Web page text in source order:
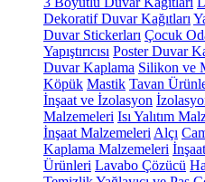
Dekoratif Duvar Kağıtları
Duvar Stickerları Çocuk
Yapıştırıcısı Poster Duvar
Duvar Kaplama Silikon ve
Köpük Mastik Tavan
İnşaat ve İzolasyon
Malzemeleri Isı Yalıtım
İnşaat Malzemeleri Alçı
Kaplama Malzemeleri
Ürünleri Lavabo Çözücü